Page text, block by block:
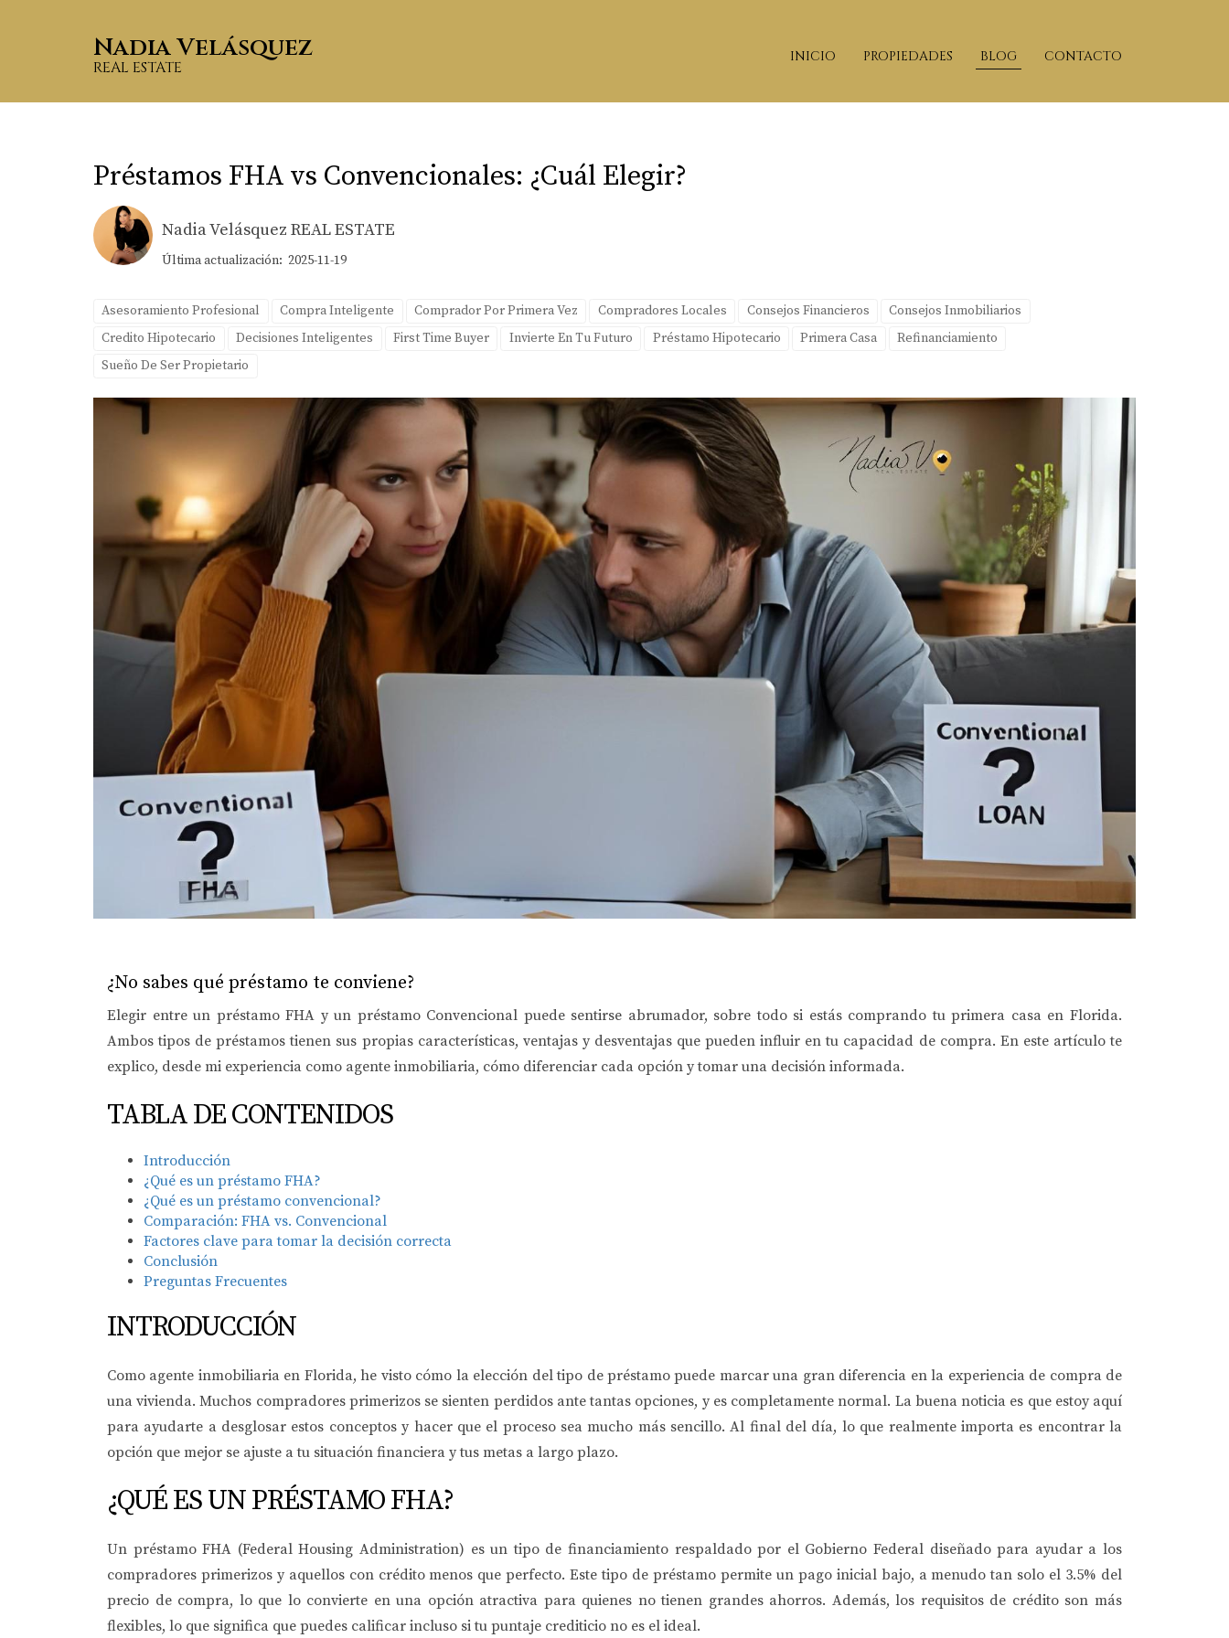
Nadia Velásquez
REAL ESTATE
INICIO PROPIEDADES BLOG CONTACTO
Préstamos FHA vs Convencionales: ¿Cuál Elegir?
Nadia Velásquez REAL ESTATE
Última actualización: 2025-11-19
Asesoramiento Profesional Compra Inteligente Comprador Por Primera Vez Compradores Locales Consejos Financieros
Consejos Inmobiliarios
Credito Hipotecario
Decisiones Inteligentes First Time Buyer Invierte En Tu Futuro Préstamo Hipotecario Primera Casa
Refinanciamiento
Sueño De Ser Propietario
¿No sabes qué préstamo te conviene?
Elegir entre un préstamo FHA y un préstamo Convencional puede sentirse abrumador, sobre todo si estás comprando tu primera casa en Florida.
Ambos tipos de préstamos tienen sus propias características, ventajas y desventajas que pueden influir en tu capacidad de compra. En este artículo te
explico, desde mi experiencia como agente inmobiliaria, cómo diferenciar cada opción y tomar una decisión informada.
TABLA DE CONTENIDOS
Introducción
¿Qué es un préstamo FHA?
¿Qué es un préstamo convencional?
Comparación: FHA vs. Convencional
Factores clave para tomar la decisión correcta
Conclusión
Preguntas Frecuentes
INTRODUCCIÓN
Como agente inmobiliaria en Florida, he visto cómo la elección del tipo de préstamo puede marcar una gran diferencia en la experiencia de compra de
una vivienda. Muchos compradores primerizos se sienten perdidos ante tantas opciones, y es completamente normal. La buena noticia es que estoy aquí
para ayudarte a desglosar estos conceptos y hacer que el proceso sea mucho más sencillo. Al final del día, lo que realmente importa es encontrar la
opción que mejor se ajuste a tu situación financiera y tus metas a largo plazo.
¿QUÉ ES UN PRÉSTAMO FHA?
Un préstamo FHA (Federal Housing Administration) es un tipo de financiamiento respaldado por el Gobierno Federal diseñado para ayudar a los
compradores primerizos y aquellos con crédito menos que perfecto. Este tipo de préstamo permite un pago inicial bajo, a menudo tan solo el 3.5% del
precio de compra, lo que lo convierte en una opción atractiva para quienes no tienen grandes ahorros. Además, los requisitos de crédito son más
flexibles, lo que significa que puedes calificar incluso si tu puntaje crediticio no es el ideal.